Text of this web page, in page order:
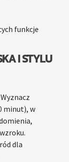
funkcje
I STYLU
Wyznacz
minut), w
dla